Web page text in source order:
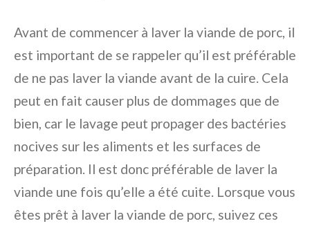
Avant de commencer à laver la viande de porc, il
est important de se rappeler qu’il est préférable
de ne pas laver la viande avant de la cuire. Cela
peut en fait causer plus de dommages que de
bien, car le lavage peut propager des bactéries
nocives sur les aliments et les surfaces de
préparation. Il est donc préférable de laver la
viande une fois qu’elle a été cuite. Lorsque vous
êtes prêt à laver la viande de porc, suivez ces